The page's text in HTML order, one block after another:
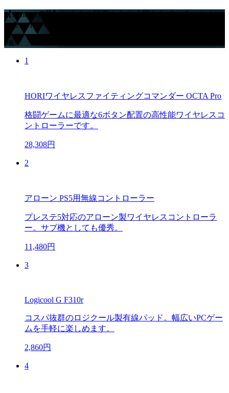
【Amazon7月】おすすめ記事からよく買われているコントロ
ーラーTOP4
PR
1
HORIワイヤレスファイティングコマンダー OCTA Pro
格闘ゲームに最適な6ボタン配置の高性能ワイヤレスコ
ントローラーです。
28,308円
2
アローン PS5用無線コントローラー
プレステ5対応のアローン製ワイヤレスコントローラ
ー。サブ機としても優秀。
11,480円
3
Logicool G F310r
コスパ抜群のロジクール製有線パッド。幅広いPCゲー
ムを手軽に楽しめます。
2,860円
4